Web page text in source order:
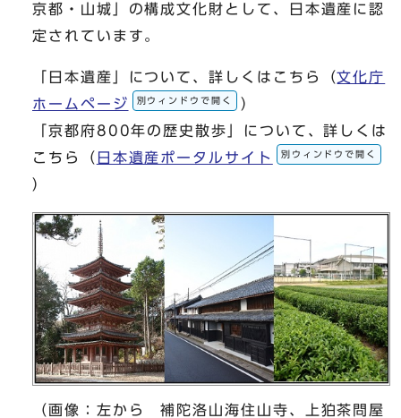
京都・山城」の構成文化財として、日本遺産に認
定されています。
「日本遺産」について、詳しくはこちら（文化庁
ホームページ
別ウィンドウで開く
）
「京都府800年の歴史散歩」について、詳しくは
こちら（ 日本遺産ポータルサイト 別ウィンドウで開く
）
（画像：左から 補陀洛山海住山寺、上狛茶問屋